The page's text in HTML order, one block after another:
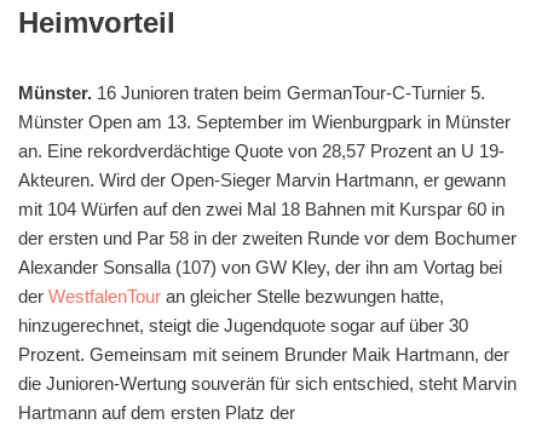
Heimvorteil
Münster. 16 Junioren traten beim GermanTour-C-Turnier 5.
Münster Open am 13. September im Wienburgpark in Münster
an. Eine rekordverdächtige Quote von 28,57 Prozent an U 19-
Akteuren. Wird der Open-Sieger Marvin Hartmann, er gewann
mit 104 Würfen auf den zwei Mal 18 Bahnen mit Kurspar 60 in
der ersten und Par 58 in der zweiten Runde vor dem Bochumer
Alexander Sonsalla (107) von GW Kley, der ihn am Vortag bei
der WestfalenTour an gleicher Stelle bezwungen hatte,
hinzugerechnet, steigt die Jugendquote sogar auf über 30
Prozent. Gemeinsam mit seinem Brunder Maik Hartmann, der
die Junioren-Wertung souverän für sich entschied, steht Marvin
Hartmann auf dem ersten Platz der